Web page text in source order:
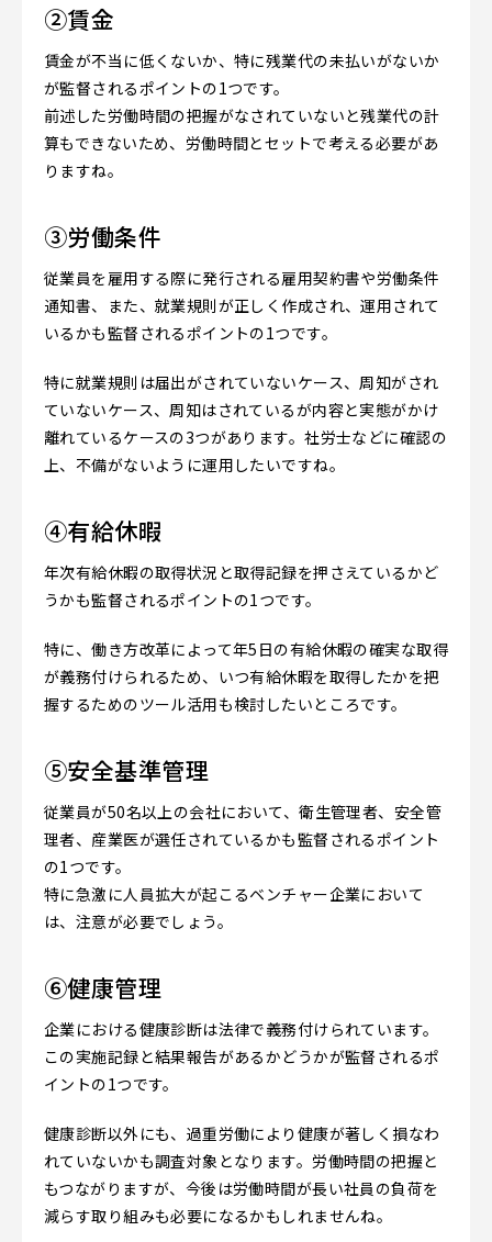
②賃金
賃金が不当に低くないか、特に残業代の未払いがないか
が監督されるポイントの1つです。
前述した労働時間の把握がなされていないと残業代の計
算もできないため、労働時間とセットで考える必要があ
りますね。
③労働条件
従業員を雇用する際に発行される雇用契約書や労働条件
通知書、また、就業規則が正しく作成され、運用されて
いるかも監督されるポイントの1つです。
特に就業規則は届出がされていないケース、周知がされ
ていないケース、周知はされているが内容と実態がかけ
離れているケースの3つがあります。社労士などに確認の
上、不備がないように運用したいですね。
④有給休暇
年次有給休暇の取得状況と取得記録を押さえているかど
うかも監督されるポイントの1つです。
特に、働き方改革によって年5日の有給休暇の確実な取得
が義務付けられるため、いつ有給休暇を取得したかを把
握するためのツール活用も検討したいところです。
⑤安全基準管理
従業員が50名以上の会社において、衛生管理者、安全管
理者、産業医が選任されているかも監督されるポイント
の1つです。
特に急激に人員拡大が起こるベンチャー企業において
は、注意が必要でしょう。
⑥健康管理
企業における健康診断は法律で義務付けられています。
この実施記録と結果報告があるかどうかが監督されるポ
イントの1つです。
健康診断以外にも、過重労働により健康が著しく損なわ
れていないかも調査対象となります。労働時間の把握と
もつながりますが、今後は労働時間が長い社員の負荷を
減らす取り組みも必要になるかもしれませんね。